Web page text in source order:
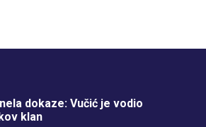
dokaze: Vučić je vodio
klan